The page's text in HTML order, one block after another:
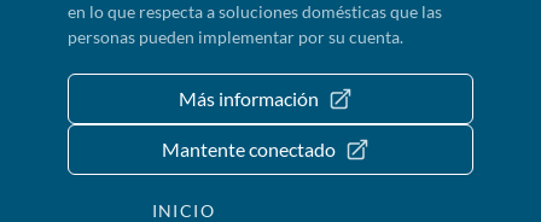
en lo que respecta a soluciones domésticas que las
personas pueden implementar por su cuenta.
Más información
Mantente conectado
INICIO